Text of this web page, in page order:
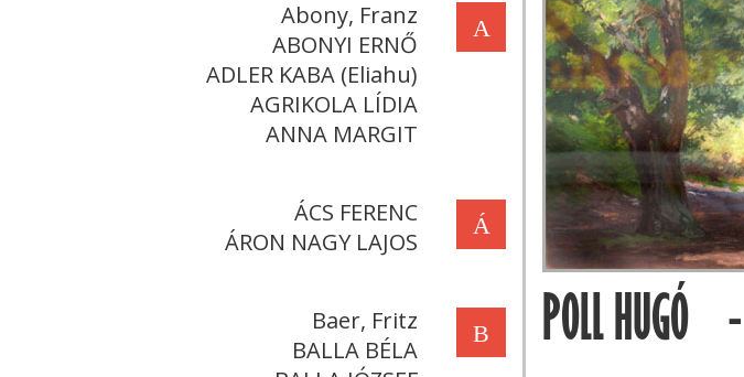
A
Abony, Franz
ABONYI ERNŐ
ADLER KABA (Eliahu)
AGRIKOLA LÍDIA
ANNA MARGIT
Á
ÁCS FERENC
ÁRON NAGY LAJOS
B
Baer, Fritz
BALLA BÉLA
POLL HUGÓ -